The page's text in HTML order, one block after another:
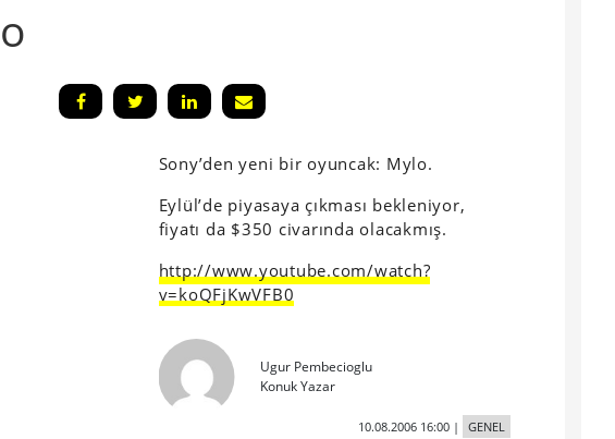
Sony’den yeni bir oyuncak: Mylo.
Eylül’de piyasaya çıkması bekleniyor,
fiyatı da $350 civarında olacakmış.
http://www.youtube.com/watch?
v=koQFjKwVFB0
Ugur Pembecioglu
Konuk Yazar
10.08.2006 16:00| GENEL